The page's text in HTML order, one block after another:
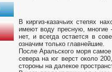
В киргиз-казачьих степях
имеют воду пресную, многие
нет, и всегда остается в
означим только главнейшие.
После Аральского моря
севера на юг верст около
стороны на далекое